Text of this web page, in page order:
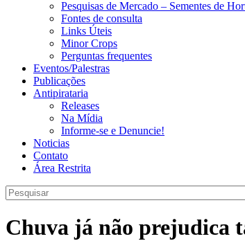
Pesquisas de Mercado – Sementes de
Fontes de consulta
Links Úteis
Minor Crops
Perguntas frequentes
Eventos/Palestras
Publicações
Antipirataria
Releases
Na Mídia
Informe-se e Denuncie!
Noticias
Contato
Área Restrita
Chuva já não prejudica